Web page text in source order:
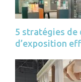
5 stratégies de
d’exposition